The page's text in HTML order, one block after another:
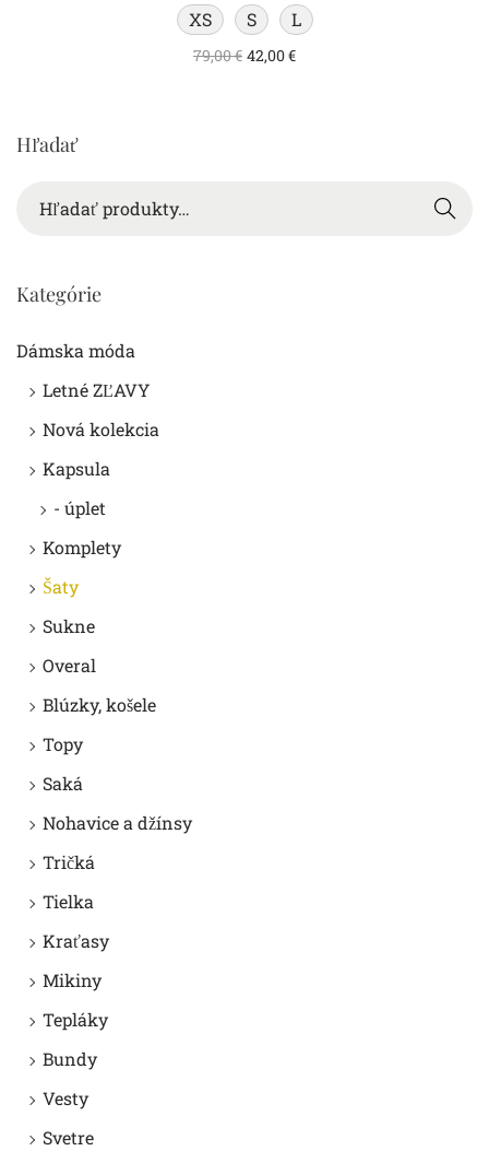
XS S L
79,00€ 42,00€
Hľadať
Hľada
ť
Kategórie
Dámska móda
Letné ZĽAVY
Nová kolekcia
Kapsula
- úplet
Komplety
Šaty
Sukne
Overal
Blúzky, košele
Topy
Saká
Nohavice a džínsy
Tričká
Tielka
Kraťasy
Mikiny
Tepláky
Bundy
Vesty
Svetre